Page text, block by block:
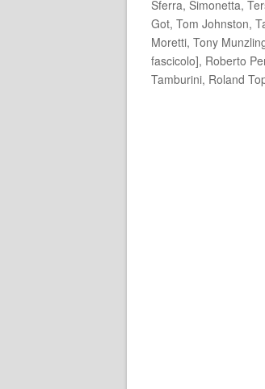
Sferra, Simonetta,
Got, Tom Johnston,
Moretti, Tony
fascicolo], Roberto
Tamburini, Roland